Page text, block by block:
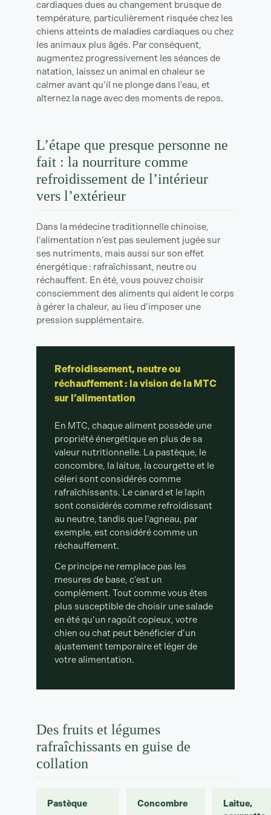
cardiaques dues au changement brusque de
température, particulièrement risquée chez les
chiens atteints de maladies cardiaques ou chez
les animaux plus âgés. Par conséquent,
augmentez progressivement les séances de
natation, laissez un animal en chaleur se
calmer avant qu’il ne plonge dans l’eau, et
alternez la nage avec des moments de repos.
L’étape que presque personne ne
fait : la nourriture comme
refroidissement de l’intérieur
vers l’extérieur
Dans la médecine traditionnelle chinoise,
l’alimentation n’est pas seulement jugée sur
ses nutriments, mais aussi sur son effet
énergétique : rafraîchissant, neutre ou
réchauffent. En été, vous pouvez choisir
consciemment des aliments qui aident le corps
à gérer la chaleur, au lieu d’imposer une
pression supplémentaire.
Refroidissement, neutre ou
réchauffement : la vision de la MTC
sur l’alimentation
En MTC, chaque aliment possède une
propriété énergétique en plus de sa
valeur nutritionnelle. La pastèque, le
concombre, la laitue, la courgette et le
céleri sont considérés comme
rafraîchissants. Le canard et le lapin
sont considérés comme refroidissant
au neutre, tandis que l’agneau, par
exemple, est considéré comme un
réchauffement.
Ce principe ne remplace pas les
mesures de base, c’est un
complément. Tout comme vous êtes
plus susceptible de choisir une salade
en été qu’un ragoût copieux, votre
chien ou chat peut bénéficier d’un
ajustement temporaire et léger de
votre alimentation.
Des fruits et légumes
rafraîchissants en guise de
collation
Pastèque Concombre
Laitue,